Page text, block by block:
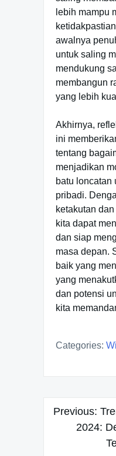
lebih mampu
awalnya
untuk saling
mendukung
membangun
yang lebih
Akhirnya,
ini
tentang
menjadikan
batu loncatan
pribadi.
ketakutan
kita dapat
dan siap
masa depan.
baik yang
yang
dan potensi
kita
Categories:
Post
navigation
Previous:
2024: